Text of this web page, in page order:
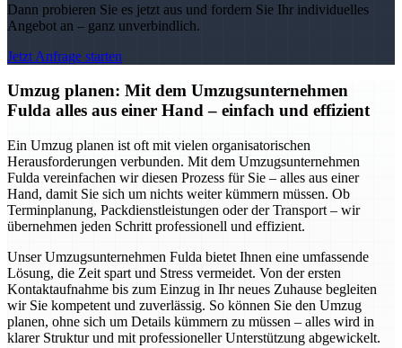
Dann probieren Sie es jetzt aus und fordern Sie Ihr individuelles
Angebot an – ganz unverbindlich.
Jetzt Anfrage starten
Umzug planen: Mit dem Umzugsunternehmen
Fulda alles aus einer Hand – einfach und effizient
Ein Umzug planen ist oft mit vielen organisatorischen
Herausforderungen verbunden. Mit dem Umzugsunternehmen
Fulda vereinfachen wir diesen Prozess für Sie – alles aus einer
Hand, damit Sie sich um nichts weiter kümmern müssen. Ob
Terminplanung, Packdienstleistungen oder der Transport – wir
übernehmen jeden Schritt professionell und effizient.
Unser Umzugsunternehmen Fulda bietet Ihnen eine umfassende
Lösung, die Zeit spart und Stress vermeidet. Von der ersten
Kontaktaufnahme bis zum Einzug in Ihr neues Zuhause begleiten
wir Sie kompetent und zuverlässig. So können Sie den Umzug
planen, ohne sich um Details kümmern zu müssen – alles wird in
klarer Struktur und mit professioneller Unterstützung abgewickelt.